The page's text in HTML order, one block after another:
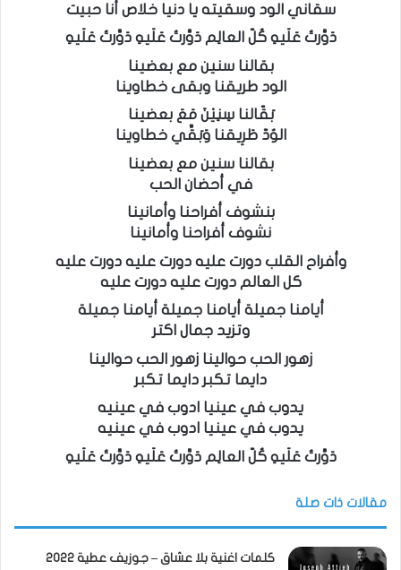
سقاني الود وسقيته يا دنيا خلاص أنا حبيت
دَوَّرتُ عَلَيهِ كُلّ العالِم دَوَّرتُ عَلَيهِ دَوَّرتُ عَلَيهِ
بقالنا سنين مع بعضينا
الود طريقنا وبقى خطاوينا
بَقّالنا سِنِيْنَ مَعَ بعضينا
الوُدّ طَرِيقنا وَبَقِّي خطاوينا
بقالنا سنين مع بعضينا
في أحضان الحب
بنشوف أفراحنا وأمانينا
نشوف أفراحنا وأمانينا
وأفراح القلب دورت عليه دورت عليه دورت عليه
كل العالم دورت عليه دورت عليه
أيامنا جميلة أيامنا جميلة أيامنا جميلة
وتزيد جمال اكتر
زهور الحب حوالينا زهور الحب حوالينا
دايما تكبر دايما تكبر
يدوب في عينيا ادوب في عينيه
يدوب في عينيا ادوب في عينيه
دَوَّرتُ عَلَيهِ كُلّ العالِم دَوَّرتُ عَلَيهِ دَوَّرتُ عَلَيهِ
مقالات ذات صلة
كلمات اغنية بلا عشاق – جوزيف عطية 2022